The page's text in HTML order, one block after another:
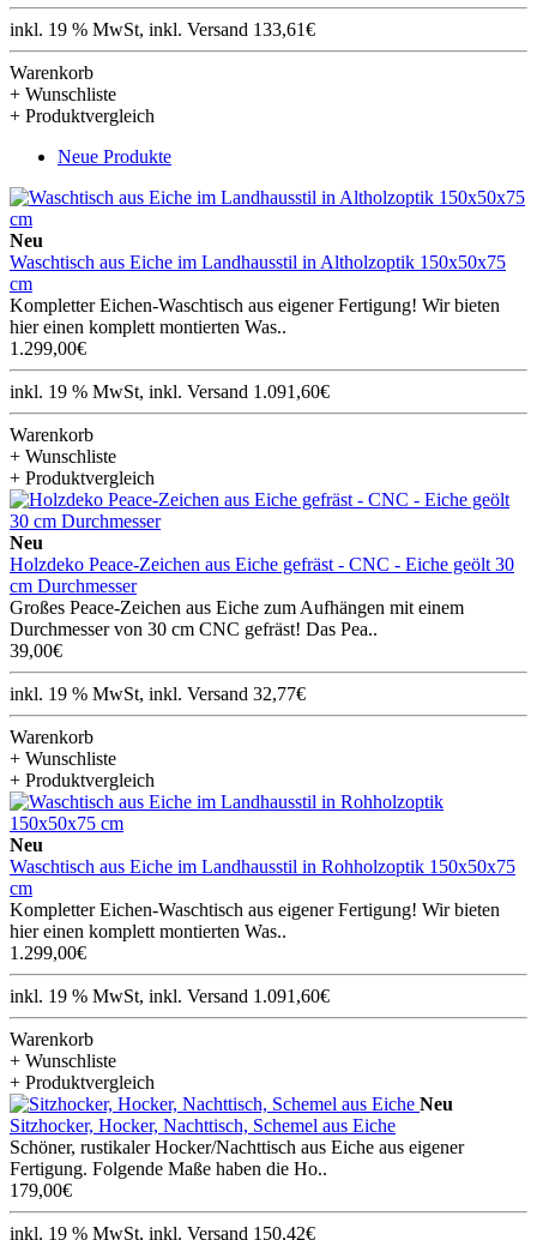
inkl. 19 % MwSt, inkl. Versand 133,61€
Warenkorb
+ Wunschliste
+ Produktvergleich
Neue Produkte
Neu
Waschtisch aus Eiche im Landhausstil in Altholzoptik 150x50x75
cm
Kompletter Eichen-Waschtisch aus eigener Fertigung! Wir bieten
hier einen komplett montierten Was..
1.299,00€
inkl. 19 % MwSt, inkl. Versand 1.091,60€
Warenkorb
+ Wunschliste
+ Produktvergleich
Neu
Holzdeko Peace-Zeichen aus Eiche gefräst - CNC - Eiche geölt 30
cm Durchmesser
Großes Peace-Zeichen aus Eiche zum Aufhängen mit einem
Durchmesser von 30 cm CNC gefräst! Das Pea..
39,00€
inkl. 19 % MwSt, inkl. Versand 32,77€
Warenkorb
+ Wunschliste
+ Produktvergleich
Neu
Waschtisch aus Eiche im Landhausstil in Rohholzoptik 150x50x75
cm
Kompletter Eichen-Waschtisch aus eigener Fertigung! Wir bieten
hier einen komplett montierten Was..
1.299,00€
inkl. 19 % MwSt, inkl. Versand 1.091,60€
Warenkorb
+ Wunschliste
+ Produktvergleich
Neu
Sitzhocker, Hocker, Nachttisch, Schemel aus Eiche
Schöner, rustikaler Hocker/Nachttisch aus Eiche aus eigener
Fertigung. Folgende Maße haben die Ho..
179,00€
inkl. 19 % MwSt, inkl. Versand 150,42€